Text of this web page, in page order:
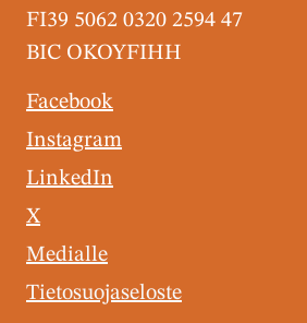
FI39 5062 0320 2594 47
BIC OKOYFIHH
Facebook
Instagram
LinkedIn
X
Medialle
Tietosuojaseloste